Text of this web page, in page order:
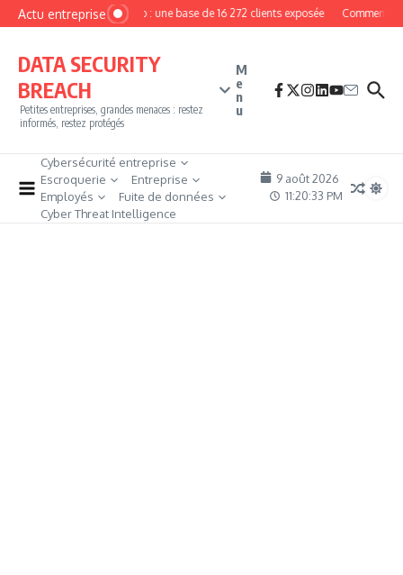
Aller au contenu
Actu entrepriseMyPhoto : une base de 16 272 clients exposée Comment
DATA SECURITY
BREACH
Petites entreprises, grandes menaces : restez
informés, restez protégés
M
e
n
u
Cybersécurité entreprise
Escroquerie
Entreprise
Employés
Fuite de données
Cyber Threat Intelligence
9 août 2026
11:20:34 PM